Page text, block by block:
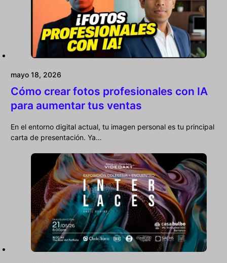
mayo 18, 2026
Cómo crear fotos profesionales con IA
para aumentar tus ventas
En el entorno digital actual, tu imagen personal es tu principal
carta de presentación. Ya…